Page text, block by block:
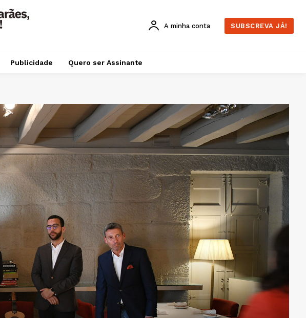
A minha conta SUBSCREVA JÁ!
Publicidade Quero ser Assinante